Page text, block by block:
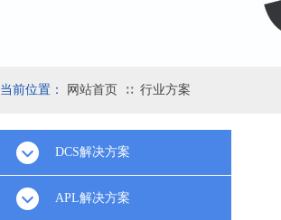
网站首页 ∷ 行业方案
当前位置：
DCS解决方案
APL解决方案